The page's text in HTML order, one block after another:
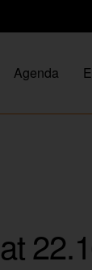
Agenda